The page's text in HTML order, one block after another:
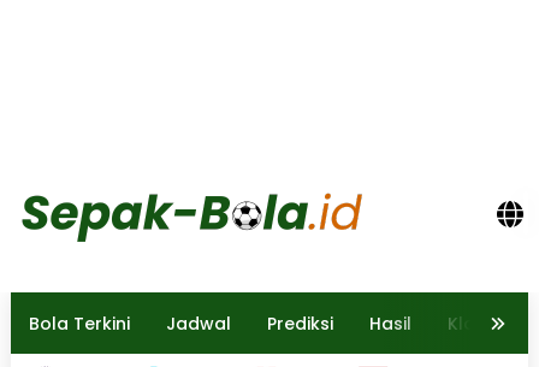
Bola Terkini Jadwal Prediksi Hasil Klasemen